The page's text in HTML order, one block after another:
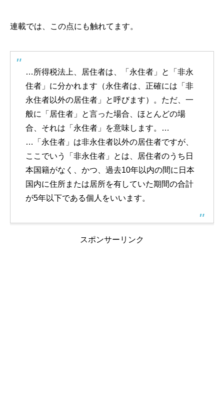
連載では、この点にも触れてます。
…所得税法上、居住者は、「永住者」と「非永
住者」に分かれます（永住者は、正確には「非
永住者以外の居住者」と呼びます）。ただ、一
般に「居住者」と言った場合、ほとんどの場
合、それは「永住者」を意味します。…
…「永住者」は非永住者以外の居住者ですが、
ここでいう「非永住者」とは、居住者のうち日
本国籍がなく、かつ、過去10年以内の間に日本
国内に住所または居所を有していた期間の合計
が5年以下である個人をいいます。
スポンサーリンク